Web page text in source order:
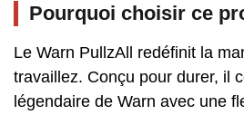
Pourquoi choisir ce
Le Warn PullzAll redéfinit la
travaillez. Conçu pour durer, il
légendaire de Warn avec une